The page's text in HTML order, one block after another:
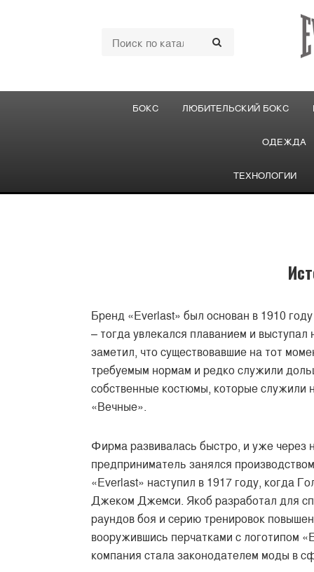
БОКС ЛЮБИТЕЛЬСКИЙ БОКС
ОДЕЖДА
ТЕХНОЛОГИИ
Бренд «Everlast» был основан в 1910
– тогда увлекался плаванием и
заметил, что существовавшие на тот
требуемым нормам и редко служили
собственные костюмы, которые служили
«Вечные».
Фирма развивалась быстро, и уже через
предприниматель занялся
«Everlast» наступил в 1917 году, когда
Джеком Джемси. Якоб разработал для
раундов боя и серию тренировок
вооружившись перчатками с логотипом
компания стала законодателем моды в